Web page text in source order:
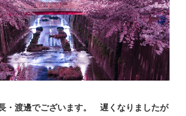
・渡邊でございます。 遅くなりましたが